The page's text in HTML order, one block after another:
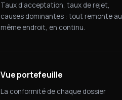
Taux d’acceptation, taux de rejet,
causes dominantes : tout remonte au
même endroit, en continu.
Vue portefeuille
La conformité de chaque dossier